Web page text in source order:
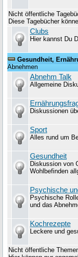
Nicht öffentliche
Diese Tagebücher
Clubs
Hier kannst Du
Gesundheit,
Abnehmen
Abnehm Talk
Allgemeine
Diskussionen
Sport
Alles rund um
Gesundheit
Diskussion von
Wohlbefinden
Psychische
Psychische
und das
Kochrezepte
Leckere und
Nicht öffentliche